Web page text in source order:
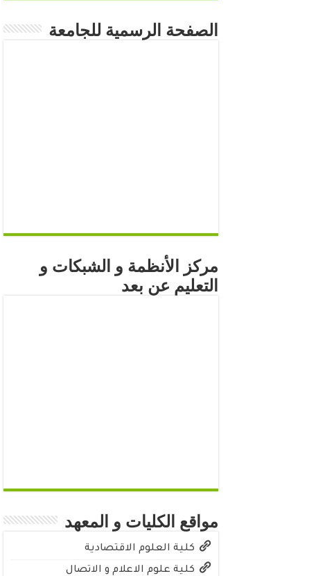
الصفحة الرسمية للجامعة
مركز الأنظمة و الشبكات و
التعليم عن بعد
مواقع الكليات و المعهد
كلية العلوم الاقتصادية
كلية علوم الاعلام و الاتصال